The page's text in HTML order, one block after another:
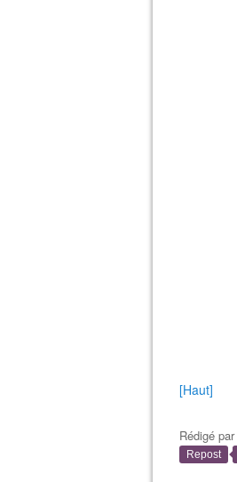
[Haut]
Rédigé par
Repost